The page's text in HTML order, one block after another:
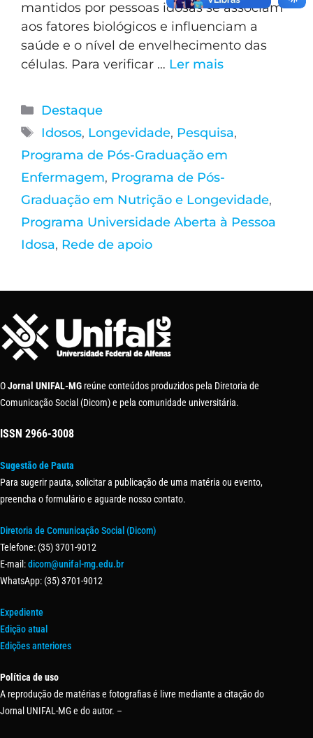
mantidos por pessoas idosas se associam
aos fatores biológicos e influenciam a
saúde e o nível de envelhecimento das
células. Para verificar … Ler mais
Destaque
Idosos, Longevidade, Pesquisa,
Programa de Pós-Graduação em
Enfermagem, Programa de Pós-
Graduação em Nutrição e Longevidade,
Programa Universidade Aberta à Pessoa
Idosa, Rede de apoio
OJornal UNIFAL-MG reúne conteúdos produzidos pela Diretoria de
Comunicação Social (Dicom) e pela comunidade universitária.
ISSN 2966-3008
Sugestão de Pauta
Para sugerir pauta, solicitar a publicação de uma matéria ou evento,
preencha o formulário e aguarde nosso contato.
Diretoria de Comunicação Social (Dicom)
Telefone: (35) 3701-9012
E-mail:dicom@unifal-mg.edu.br
WhatsApp: (35) 3701-9012
Expediente
Edição atual
Edições anteriores
Política de uso
A reprodução de matérias e fotografias é livre mediante a citação do
Jornal UNIFAL-MG e do autor. –